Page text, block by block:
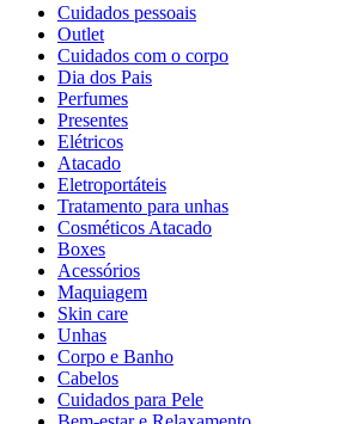
Cuidados pessoais
Outlet
Cuidados com o corpo
Dia dos Pais
Perfumes
Presentes
Elétricos
Atacado
Eletroportáteis
Tratamento para unhas
Cosméticos Atacado
Boxes
Acessórios
Maquiagem
Skin care
Unhas
Corpo e Banho
Cabelos
Cuidados para Pele